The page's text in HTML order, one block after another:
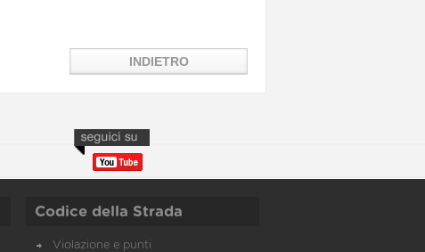
Codice della Strada
Violazione e punti